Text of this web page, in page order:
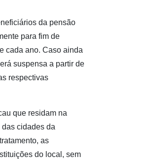
da pensão
para fim de
cada ano. Caso ainda
suspensa a partir de
respectivas
que residam na
cidades da
as
do local, sem